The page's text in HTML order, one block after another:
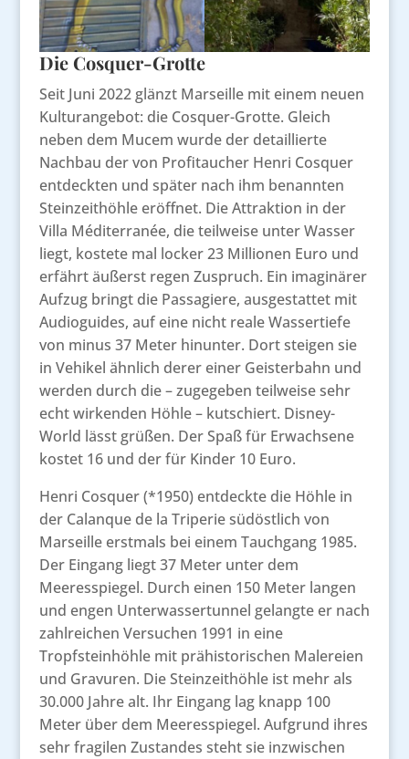
Die Cosquer-Grotte
Seit Juni 2022 glänzt Marseille mit einem neuen
Kulturangebot: die Cosquer-Grotte. Gleich
neben dem Mucem wurde der detaillierte
Nachbau der von Profitaucher Henri Cosquer
entdeckten und später nach ihm benannten
Steinzeithöhle eröffnet. Die Attraktion in der
Villa Méditerranée, die teilweise unter Wasser
liegt, kostete mal locker 23 Millionen Euro und
erfährt äußerst regen Zuspruch. Ein imaginärer
Aufzug bringt die Passagiere, ausgestattet mit
Audioguides, auf eine nicht reale Wassertiefe
von minus 37 Meter hinunter. Dort steigen sie
in Vehikel ähnlich derer einer Geisterbahn und
werden durch die – zugegeben teilweise sehr
echt wirkenden Höhle – kutschiert. Disney-
World lässt grüßen. Der Spaß für Erwachsene
kostet 16 und der für Kinder 10 Euro.
Henri Cosquer (*1950) entdeckte die Höhle in
der Calanque de la Triperie südöstlich von
Marseille erstmals bei einem Tauchgang 1985.
Der Eingang liegt 37 Meter unter dem
Meeresspiegel. Durch einen 150 Meter langen
und engen Unterwassertunnel gelangte er nach
zahlreichen Versuchen 1991 in eine
Tropfsteinhöhle mit prähistorischen Malereien
und Gravuren. Die Steinzeithöhle ist mehr als
30.000 Jahre alt. Ihr Eingang lag knapp 100
Meter über dem Meeresspiegel. Aufgrund ihres
sehr fragilen Zustandes steht sie inzwischen